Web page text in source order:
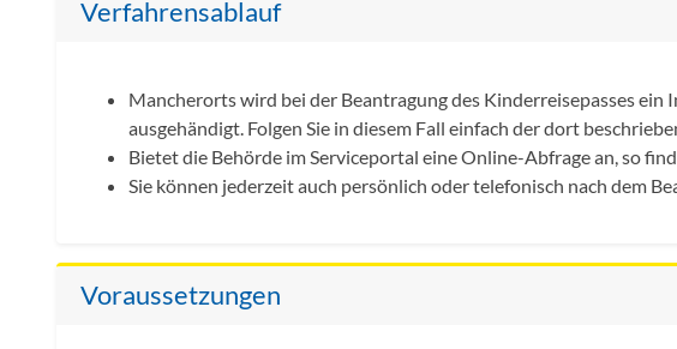
Verfahrensablauf
Mancherorts wird bei der Beantragung des Kinderreisepasses
ausgehändigt. Folgen Sie in diesem Fall einfach der dort
Bietet die Behörde im Serviceportal eine Online-Abfrage an, so
Sie können jederzeit auch persönlich oder telefonisch nach dem
Voraussetzungen